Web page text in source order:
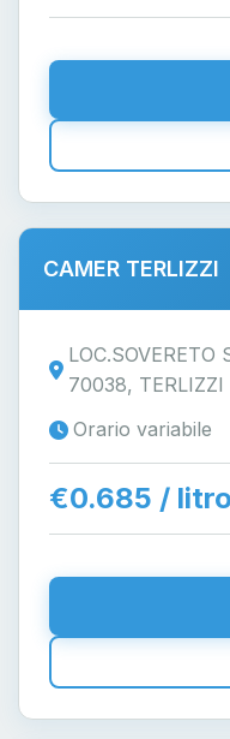
CAMER TERLIZZI
LOC.SOVERETO
70038, TERLIZZI
Orario variabile
€0.685 / litro